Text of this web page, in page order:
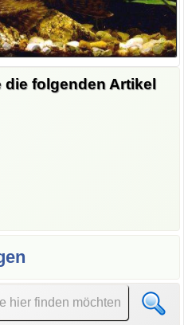
die folgenden Artikel